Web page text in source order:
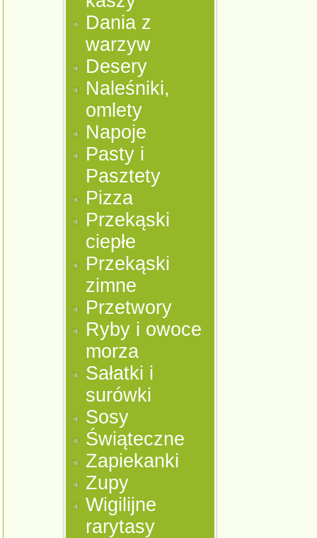
Dania z
warzyw
Desery
Naleśniki,
omlety
Napoje
Pasty i
Pasztety
Pizza
Przekąski
ciepłe
Przekąski
zimne
Przetwory
Ryby i owoce
morza
Sałatki i
surówki
Sosy
Świąteczne
Zapiekanki
Zupy
Wigilijne
rarytasy